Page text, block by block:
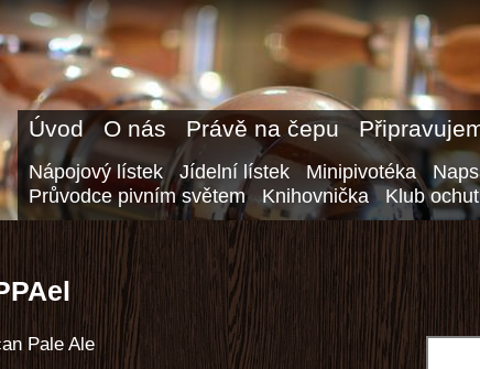
Úvod O nás Právě na čepu
Nápojový lístek Jídelní lístek Minipivotéka
Průvodce pivním světem
Knihovnička Klub
Pale Ale